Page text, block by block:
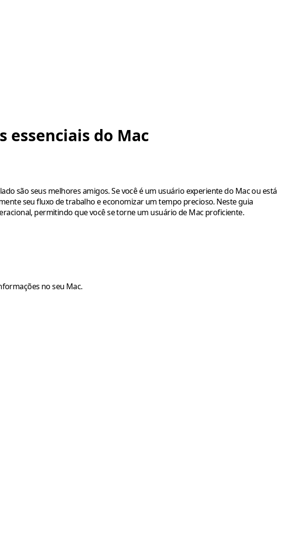
essenciais do Mac
são seus melhores amigos. Se você é um usuário experiente do Mac ou está
seu fluxo de trabalho e economizar um tempo precioso. Neste guia
permitindo que você se torne um usuário de Mac proficiente.
no seu Mac.